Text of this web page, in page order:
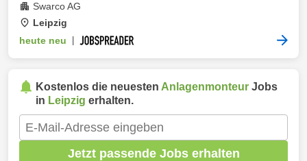
Swarco AG
Leipzig
heute neu
Kostenlos die neuesten Anlagenmonteur Jobs
in Leipzig erhalten.
Jetzt passende Jobs erhalten